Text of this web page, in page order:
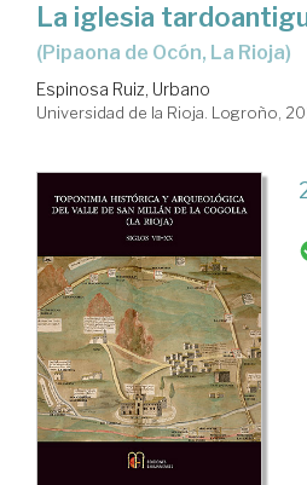
La iglesia
(Pipaona de Ocón, La Rioja)
Espinosa Ruiz, Urbano
Universidad de la Rioja. Logroño,